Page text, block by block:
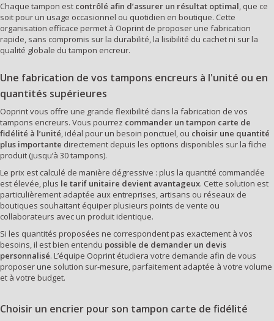
Chaque tampon est contrôlé afin d’assurer un résultat optimal, que ce
soit pour un usage occasionnel ou quotidien en boutique. Cette
organisation efficace permet à Ooprint de proposer une fabrication
rapide, sans compromis sur la durabilité, la lisibilité du cachet ni sur la
qualité globale du tampon encreur.
Une fabrication de vos tampons encreurs à l'unité ou en
quantités supérieures
Ooprint vous offre une grande flexibilité dans la fabrication de vos
tampons encreurs. Vous pourrez commander un tampon carte de
fidélité à l’unité, idéal pour un besoin ponctuel, ou choisir une quantité
plus importante directement depuis les options disponibles sur la fiche
produit (jusqu’à 30 tampons).
Le prix est calculé de manière dégressive : plus la quantité commandée
est élevée, plus le tarif unitaire devient avantageux. Cette solution est
particulièrement adaptée aux entreprises, artisans ou réseaux de
boutiques souhaitant équiper plusieurs points de vente ou
collaborateurs avec un produit identique.
Si les quantités proposées ne correspondent pas exactement à vos
besoins, il est bien entendu possible de demander un devis
personnalisé. L’équipe Ooprint étudiera votre demande afin de vous
proposer une solution sur-mesure, parfaitement adaptée à votre volume
et à votre budget.
Choisir un encrier pour son tampon carte de fidélité